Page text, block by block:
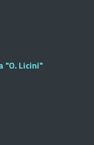
"O. Licini"